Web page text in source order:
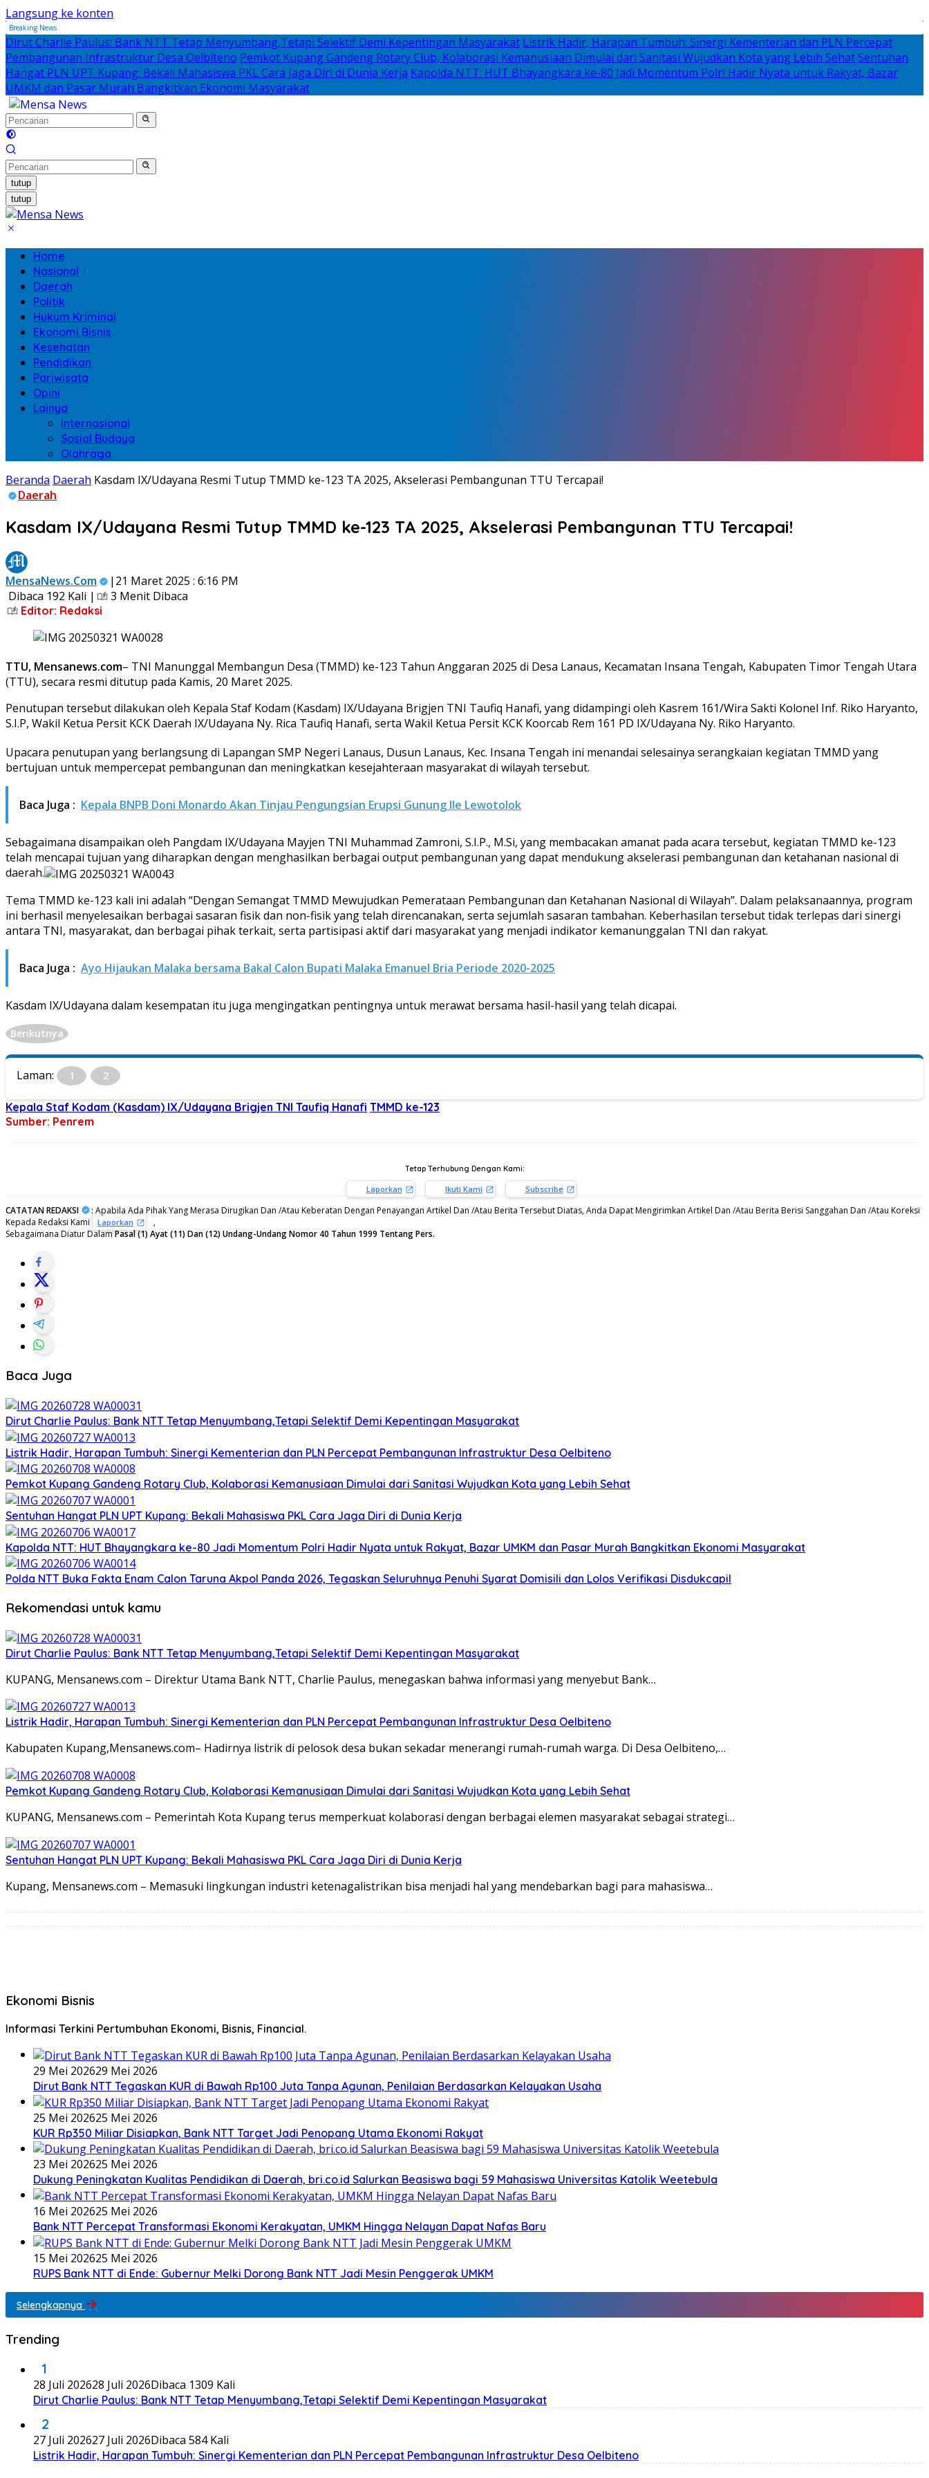
Langsung ke konten
Breaking News
Dirut Charlie Paulus: Bank NTT Tetap Menyumbang,Tetapi Selektif Demi Kepentingan Masyarakat Listrik Hadir, Harapan Tumbuh: Sinergi Kementerian dan PLN Percepat
Pembangunan Infrastruktur Desa Oelbiteno Pemkot Kupang Gandeng Rotary Club, Kolaborasi Kemanusiaan Dimulai dari Sanitasi Wujudkan Kota yang Lebih Sehat Sentuhan
Hangat PLN UPT Kupang: Bekali Mahasiswa PKL Cara Jaga Diri di Dunia Kerja Kapolda NTT: HUT Bhayangkara ke-80 Jadi Momentum Polri Hadir Nyata untuk Rakyat, Bazar
UMKM dan Pasar Murah Bangkitkan Ekonomi Masyarakat
tutup
tutup
Home
Nasional
Daerah
Politik
Hukum Kriminal
Ekonomi Bisnis
Kesehatan
Pendidikan
Pariwisata
Opini
Lainya
Internasional
Sosial Budaya
Olahraga
Beranda Daerah Kasdam IX/Udayana Resmi Tutup TMMD ke-123 TA 2025, Akselerasi Pembangunan TTU Tercapai!
Daerah
Kasdam IX/Udayana Resmi Tutup TMMD ke-123 TA 2025, Akselerasi Pembangunan TTU Tercapai!
MensaNews.Com
|21 Maret 2025 : 6:16 PM
Dibaca 192 Kali |
3 Menit Dibaca
Editor: Redaksi
TTU, Mensanews.com– TNI Manunggal Membangun Desa (TMMD) ke-123 Tahun Anggaran 2025 di Desa Lanaus, Kecamatan Insana Tengah, Kabupaten Timor Tengah Utara
(TTU), secara resmi ditutup pada Kamis, 20 Maret 2025.
Penutupan tersebut dilakukan oleh Kepala Staf Kodam (Kasdam) IX/Udayana Brigjen TNI Taufiq Hanafi, yang didampingi oleh Kasrem 161/Wira Sakti Kolonel Inf. Riko Haryanto,
S.I.P, Wakil Ketua Persit KCK Daerah IX/Udayana Ny. Rica Taufiq Hanafi, serta Wakil Ketua Persit KCK Koorcab Rem 161 PD IX/Udayana Ny. Riko Haryanto.
Upacara penutupan yang berlangsung di Lapangan SMP Negeri Lanaus, Dusun Lanaus, Kec. Insana Tengah ini menandai selesainya serangkaian kegiatan TMMD yang
bertujuan untuk mempercepat pembangunan dan meningkatkan kesejahteraan masyarakat di wilayah tersebut.
Baca Juga : Kepala BNPB Doni Monardo Akan Tinjau Pengungsian Erupsi Gunung Ile Lewotolok
Sebagaimana disampaikan oleh Pangdam IX/Udayana Mayjen TNI Muhammad Zamroni, S.I.P., M.Si, yang membacakan amanat pada acara tersebut, kegiatan TMMD ke-123
telah mencapai tujuan yang diharapkan dengan menghasilkan berbagai output pembangunan yang dapat mendukung akselerasi pembangunan dan ketahanan nasional di
daerah.
Tema TMMD ke-123 kali ini adalah “Dengan Semangat TMMD Mewujudkan Pemerataan Pembangunan dan Ketahanan Nasional di Wilayah”. Dalam pelaksanaannya, program
ini berhasil menyelesaikan berbagai sasaran fisik dan non-fisik yang telah direncanakan, serta sejumlah sasaran tambahan. Keberhasilan tersebut tidak terlepas dari sinergi
antara TNI, masyarakat, dan berbagai pihak terkait, serta partisipasi aktif dari masyarakat yang menjadi indikator kemanunggalan TNI dan rakyat.
Baca Juga : Ayo Hijaukan Malaka bersama Bakal Calon Bupati Malaka Emanuel Bria Periode 2020-2025
Kasdam IX/Udayana dalam kesempatan itu juga mengingatkan pentingnya untuk merawat bersama hasil-hasil yang telah dicapai.
Berikutnya
Laman: 1 2
Kepala Staf Kodam (Kasdam) IX/Udayana Brigjen TNI Taufiq Hanafi TMMD ke-123
Sumber: Penrem
Tetap Terhubung Dengan Kami:
Laporkan Ikuti Kami Subscribe
CATATAN REDAKSI : Apabila Ada Pihak Yang Merasa Dirugikan Dan /Atau Keberatan Dengan Penayangan Artikel Dan /Atau Berita Tersebut Diatas, Anda Dapat Mengirimkan Artikel Dan /Atau Berita Berisi Sanggahan Dan /Atau Koreksi
Kepada Redaksi Kami
Laporkan
,
Sebagaimana Diatur DalamPasal (1) Ayat (11) Dan (12) Undang-Undang Nomor 40 Tahun 1999 Tentang Pers.
Baca Juga
Dirut Charlie Paulus: Bank NTT Tetap Menyumbang,Tetapi Selektif Demi Kepentingan Masyarakat
Listrik Hadir, Harapan Tumbuh: Sinergi Kementerian dan PLN Percepat Pembangunan Infrastruktur Desa Oelbiteno
Pemkot Kupang Gandeng Rotary Club, Kolaborasi Kemanusiaan Dimulai dari Sanitasi Wujudkan Kota yang Lebih Sehat
Sentuhan Hangat PLN UPT Kupang: Bekali Mahasiswa PKL Cara Jaga Diri di Dunia Kerja
Kapolda NTT: HUT Bhayangkara ke-80 Jadi Momentum Polri Hadir Nyata untuk Rakyat, Bazar UMKM dan Pasar Murah Bangkitkan Ekonomi Masyarakat
Polda NTT Buka Fakta Enam Calon Taruna Akpol Panda 2026, Tegaskan Seluruhnya Penuhi Syarat Domisili dan Lolos Verifikasi Disdukcapil
Rekomendasi untuk kamu
Dirut Charlie Paulus: Bank NTT Tetap Menyumbang,Tetapi Selektif Demi Kepentingan Masyarakat
KUPANG, Mensanews.com – Direktur Utama Bank NTT, Charlie Paulus, menegaskan bahwa informasi yang menyebut Bank…
Listrik Hadir, Harapan Tumbuh: Sinergi Kementerian dan PLN Percepat Pembangunan Infrastruktur Desa Oelbiteno
Kabupaten Kupang,Mensanews.com– Hadirnya listrik di pelosok desa bukan sekadar menerangi rumah-rumah warga. Di Desa Oelbiteno,…
Pemkot Kupang Gandeng Rotary Club, Kolaborasi Kemanusiaan Dimulai dari Sanitasi Wujudkan Kota yang Lebih Sehat
KUPANG, Mensanews.com – Pemerintah Kota Kupang terus memperkuat kolaborasi dengan berbagai elemen masyarakat sebagai strategi…
Sentuhan Hangat PLN UPT Kupang: Bekali Mahasiswa PKL Cara Jaga Diri di Dunia Kerja
Kupang, Mensanews.com – Memasuki lingkungan industri ketenagalistrikan bisa menjadi hal yang mendebarkan bagi para mahasiswa…
Ekonomi Bisnis
Informasi Terkini Pertumbuhan Ekonomi, Bisnis, Financial.
29 Mei 202629 Mei 2026
Dirut Bank NTT Tegaskan KUR di Bawah Rp100 Juta Tanpa Agunan, Penilaian Berdasarkan Kelayakan Usaha
25 Mei 202625 Mei 2026
KUR Rp350 Miliar Disiapkan, Bank NTT Target Jadi Penopang Utama Ekonomi Rakyat
23 Mei 202625 Mei 2026
Dukung Peningkatan Kualitas Pendidikan di Daerah, bri.co.id Salurkan Beasiswa bagi 59 Mahasiswa Universitas Katolik Weetebula
16 Mei 202625 Mei 2026
Bank NTT Percepat Transformasi Ekonomi Kerakyatan, UMKM Hingga Nelayan Dapat Nafas Baru
15 Mei 202625 Mei 2026
RUPS Bank NTT di Ende: Gubernur Melki Dorong Bank NTT Jadi Mesin Penggerak UMKM
Selengkapnya
Trending
1
28 Juli 202628 Juli 2026Dibaca 1309 Kali
Dirut Charlie Paulus: Bank NTT Tetap Menyumbang,Tetapi Selektif Demi Kepentingan Masyarakat
2
27 Juli 202627 Juli 2026Dibaca 584 Kali
Listrik Hadir, Harapan Tumbuh: Sinergi Kementerian dan PLN Percepat Pembangunan Infrastruktur Desa Oelbiteno